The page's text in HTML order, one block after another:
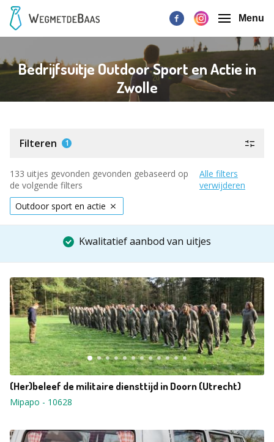
Menu
Bedrijfsuitje Outdoor Sport en Actie in
Zwolle
Filteren 1
133 uitjes gevonden gevonden gebaseerd op
de volgende filters
Alle filters
verwijderen
Outdoor sport en actie
Kwalitatief aanbod van uitjes
(Her)beleef de militaire diensttijd in Doorn (Utrecht)
Mipapo - 10628